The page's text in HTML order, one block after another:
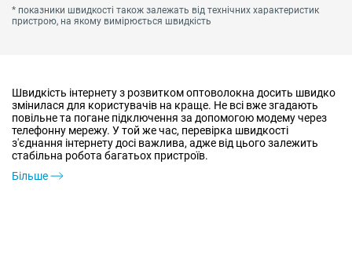
* показники швидкості також залежать від технічних характеристик
пристрою, на якому вимірюється швидкість
Швидкість інтернету з розвитком оптоволокна досить швидко
змінилася для користувачів на краще. Не всі вже згадають
повільне та погане підключення за допомогою модему через
телефонну мережу. У той же час, перевірка швидкості
з'єднання інтернету досі важлива, адже від цього залежить
стабільна робота багатьох пристроїв.
Більше